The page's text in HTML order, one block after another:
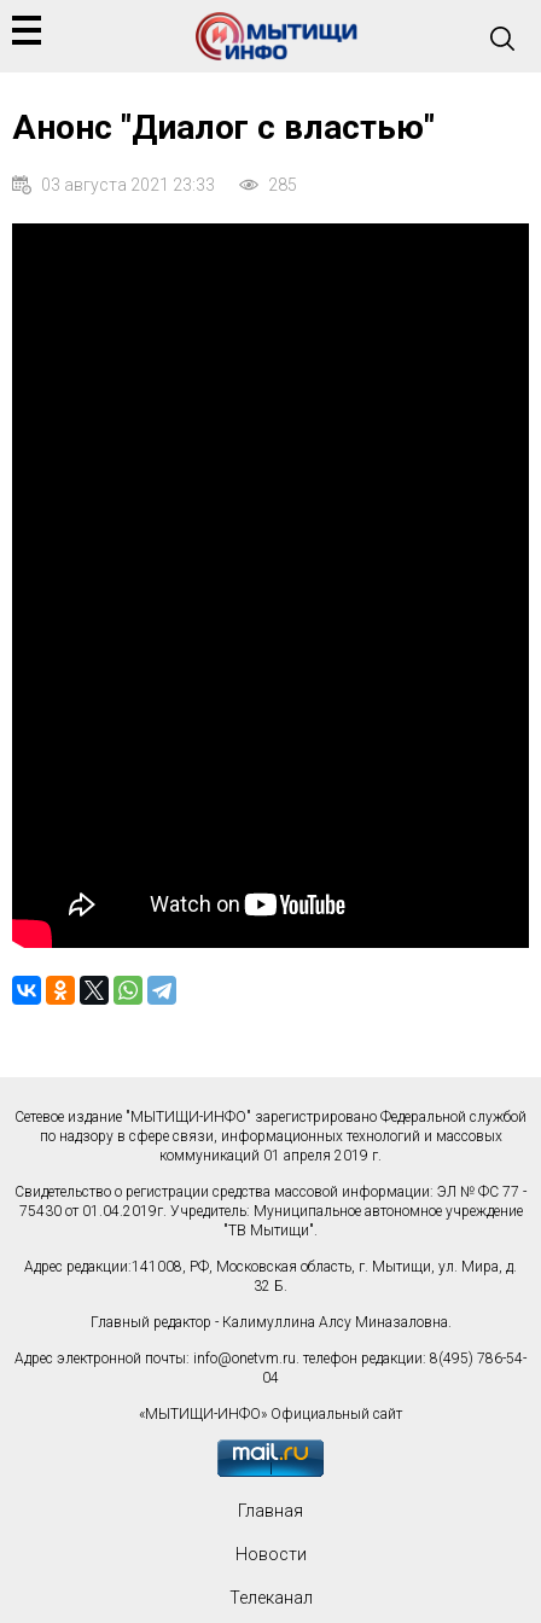
Анонс "Диалог с властью"
03 августа 2021 23:33 285
Сетевое издание "МЫТИЩИ-ИНФО" зарегистрировано Федеральной службой
по надзору в сфере связи, информационных технологий и массовых
коммуникаций 01 апреля 2019 г.
Свидетельство о регистрации средства массовой информации: ЭЛ № ФС 77 -
75430 от 01.04.2019г. Учредитель: Муниципальное автономное учреждение
"ТВ Мытищи".
Адрес редакции:141008, РФ, Московская область, г. Мытищи, ул. Мира, д.
32 Б.
Главный редактор - Калимуллина Алсу Миназаловна.
Адрес электронной почты: info@onetvm.ru. телефон редакции: 8(495) 786-54-
04
«МЫТИЩИ-ИНФО» Официальный сайт
Главная
Новости
Телеканал